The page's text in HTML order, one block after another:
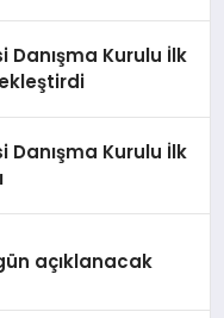
Danışma Kurulu İlk
Danışma Kurulu İlk
açıklanacak